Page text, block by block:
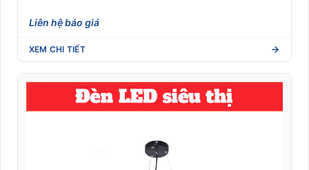
Liên hệ báo giá
XEM CHI TIẾT